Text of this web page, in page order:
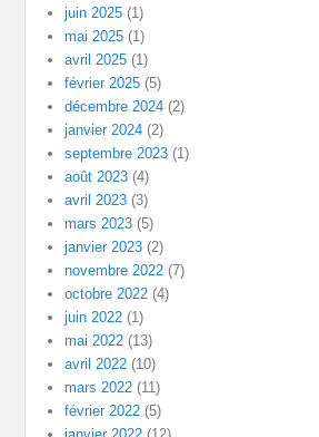
juin 2025 (1)
mai 2025 (1)
avril 2025 (1)
février 2025 (5)
décembre 2024 (2)
janvier 2024 (2)
septembre 2023 (1)
août 2023 (4)
avril 2023 (3)
mars 2023 (5)
janvier 2023 (2)
novembre 2022 (7)
octobre 2022 (4)
juin 2022 (1)
mai 2022 (13)
avril 2022 (10)
mars 2022 (11)
février 2022 (5)